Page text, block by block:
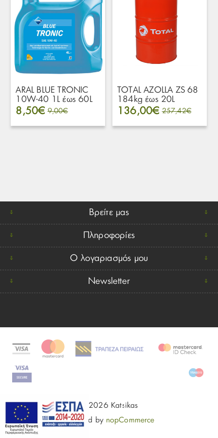
ARAL BLUE TRONIC
10W-40 1L έως 60L
8,50€ 9,00€
TOTAL AZOLLA ZS 68
184kg έως 20L
136,00€ 257,42€
Βρείτε μας
Πληροφορίες
Ο λογαριασμός μου
Newsletter
© 2026 Katsikas
Powered by nopCommerce